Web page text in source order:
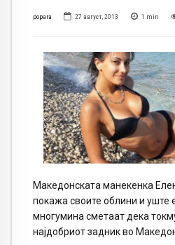
popara 27 август, 2013 1 min
Македонската манекенка
покажа своите облини и
многумина сметаат дека
најдобриот задник во